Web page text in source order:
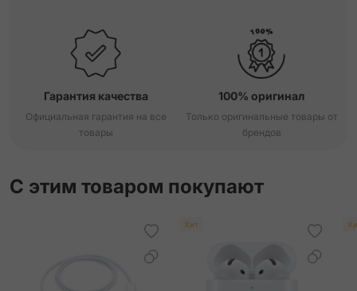
Гарантия качества
Официальная гарантия на все
товары
100% оригинал
Только оригинальные товары от
брендов
С этим товаром покупают
Хит